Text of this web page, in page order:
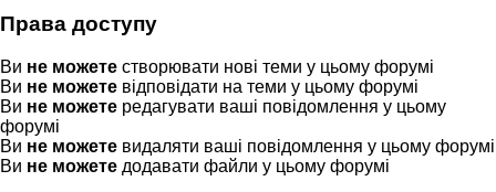
Права доступу
Ви не можете створювати нові теми у цьому форумі
Ви не можете відповідати на теми у цьому форумі
Ви не можете редагувати ваші повідомлення у цьому
форумі
Ви не можете видаляти ваші повідомлення у цьому форумі
Ви не можете додавати файли у цьому форумі